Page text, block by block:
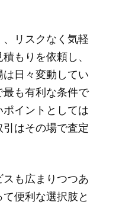
リスクなく気軽
もりを依頼し、
日々変動してい
も有利な条件で
イントとしては
はその場で査定
も広まりつつあ
便利な選択肢と